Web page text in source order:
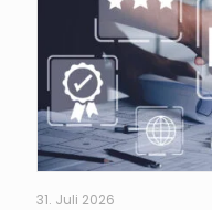
31. Juli 2026